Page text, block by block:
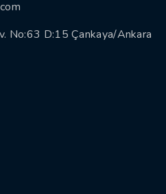
No:63 D:15 Çankaya/Ankara